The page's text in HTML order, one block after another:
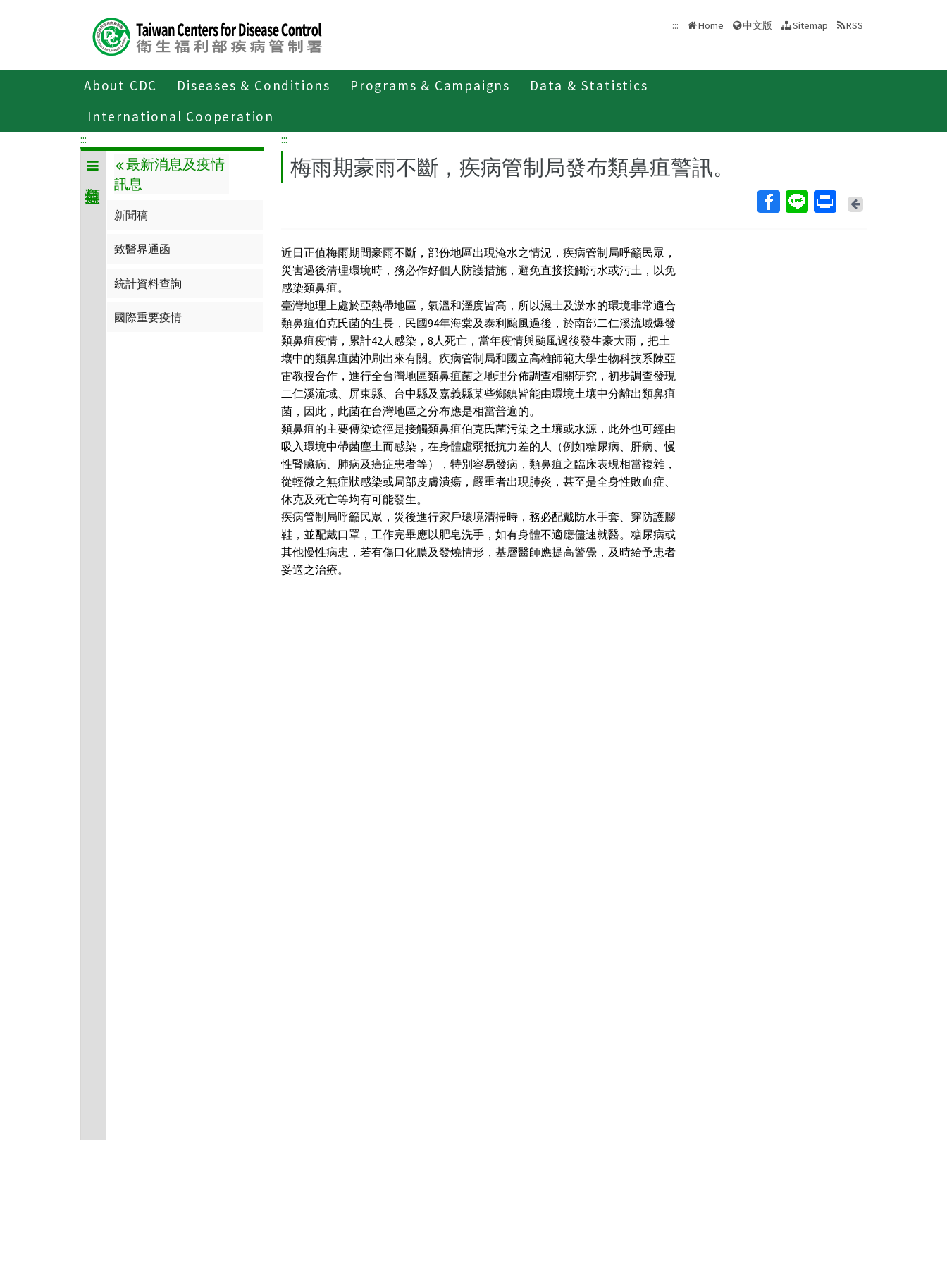
::: Home 中文版 Sitemap RSS
About CDC Diseases & Conditions Programs & Campaigns
Data & Statistics
International Cooperation
傳染病與防疫專題
:::
最新消息及疫情
訊息
新聞稿
致醫界通函
統計資料查詢
國際重要疫情
:::
梅雨期豪雨不斷，疾病管制局發布類鼻疽警訊。
Back
近日正值梅雨期間豪雨不斷，部份地區出現淹水之情況，疾病管制局呼籲民眾，
災害過後清理環境時，務必作好個人防護措施，避免直接接觸污水或污土，以免
感染類鼻疽。
臺灣地理上處於亞熱帶地區，氣溫和溼度皆高，所以濕土及淤水的環境非常適合
類鼻疽伯克氏菌的生長，民國94年海棠及泰利颱風過後，於南部二仁溪流域爆發
類鼻疽疫情，累計42人感染，8人死亡，當年疫情與颱風過後發生豪大雨，把土
壤中的類鼻疽菌沖刷出來有關。疾病管制局和國立高雄師範大學生物科技系陳亞
雷教授合作，進行全台灣地區類鼻疽菌之地理分佈調查相關研究，初步調查發現
二仁溪流域、屏東縣、台中縣及嘉義縣某些鄉鎮皆能由環境土壤中分離出類鼻疽
菌，因此，此菌在台灣地區之分布應是相當普遍的。
類鼻疽的主要傳染途徑是接觸類鼻疽伯克氏菌污染之土壤或水源，此外也可經由
吸入環境中帶菌塵土而感染，在身體虛弱抵抗力差的人（例如糖尿病、肝病、慢
性腎臟病、肺病及癌症患者等），特別容易發病，類鼻疽之臨床表現相當複雜，
從輕微之無症狀感染或局部皮膚潰瘍，嚴重者出現肺炎，甚至是全身性敗血症、
休克及死亡等均有可能發生。
疾病管制局呼籲民眾，災後進行家戶環境清掃時，務必配戴防水手套、穿防護膠
鞋，並配戴口罩，工作完畢應以肥皂洗手，如有身體不適應儘速就醫。糖尿病或
其他慢性病患，若有傷口化膿及發燒情形，基層醫師應提高警覺，及時給予患者
妥適之治療。